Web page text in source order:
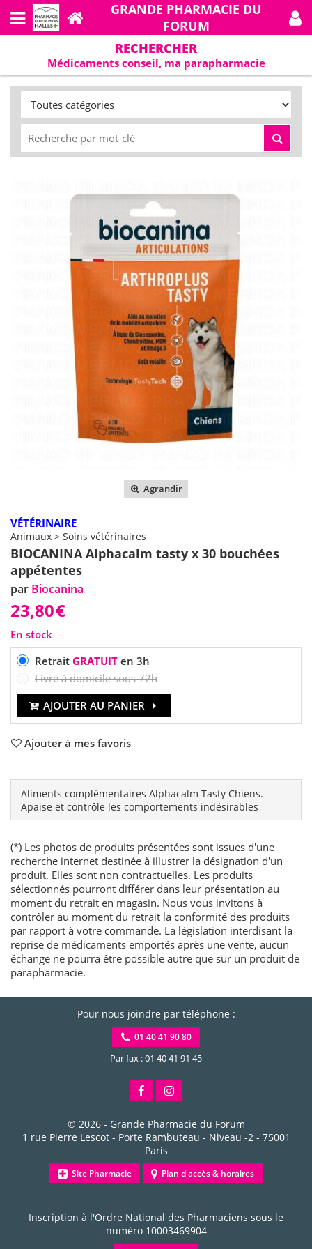
GRANDE PHARMACIE DU
FORUM
RECHERCHER
Médicaments conseil, ma parapharmacie
Agrandir
VÉTÉRINAIRE
Animaux > Soins vétérinaires
BIOCANINA Alphacalm tasty x 30 bouchées
appétentes
par Biocanina
23,80€
En stock
Retrait GRATUITen 3h
Livré à domicile sous 72h
AJOUTER AU PANIER
Ajouter à mes favoris
Aliments complémentaires Alphacalm Tasty Chiens.
Apaise et contrôle les comportements indésirables
(*) Les photos de produits présentées sont issues d'une
recherche internet destinée à illustrer la désignation d'un
produit. Elles sont non contractuelles. Les produits
sélectionnés pourront différer dans leur présentation au
moment du retrait en magasin. Nous vous invitons à
contrôler au moment du retrait la conformité des produits
par rapport à votre commande. La législation interdisant la
reprise de médicaments emportés après une vente, aucun
échange ne pourra être possible autre que sur un produit de
parapharmacie.
Pour nous joindre par téléphone :
01 40 41 90 80
Par fax : 01 40 41 91 45
© 2026 - Grande Pharmacie du Forum
1 rue Pierre Lescot - Porte Rambuteau - Niveau -2 - 75001
Paris
Site Pharmacie Plan d'accès & horaires
Inscription à l'Ordre National des Pharmaciens sous le
numéro 10003469904